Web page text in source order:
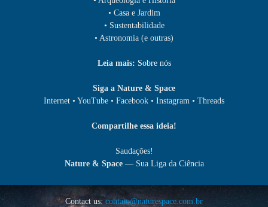
• Casa e Jardim
• Sustentabilidade
• Astronomia (e outras)
Leia mais: Sobre nós
Siga a Nature & Space
Internet • YouTube • Facebook • Instagram • Threads
Compartilhe essa ideia!
Saudações!
Nature & Space— Sua Liga da Ciência
Contact us: contato@naturespace.com.br